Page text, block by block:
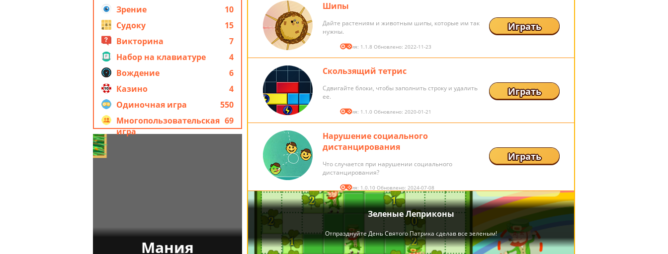
Зрение
10
Судоку
15
Викторина
7
Набор на клавиатуре
4
Вождение
6
Казино
4
Одиночная игра
550
Многопользовательская
игра
69
Шипы
Дайте растениям и животным шипы, которые им так
нужны.
Версия: 1.1.8 Обновлено: 2022-11-23
Играть
Скользящий тетрис
Сдвигайте блоки, чтобы заполнить строку и удалить
ее.
Версия: 1.1.0 Обновлено: 2020-01-21
Играть
Нарушение социального
дистанцирования
Что случается при нарушении социального
дистанцирования?
Версия: 1.0.10 Обновлено: 2024-07-08
Играть